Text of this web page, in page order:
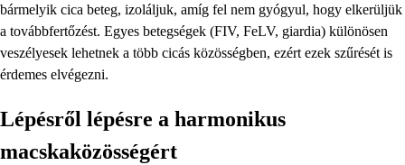
bármelyik cica beteg, izoláljuk, amíg fel nem gyógyul, hogy elkerüljük
a továbbfertőzést. Egyes betegségek (FIV, FeLV, giardia) különösen
veszélyesek lehetnek a több cicás közösségben, ezért ezek szűrését is
érdemes elvégezni.
Lépésről lépésre a harmonikus
macskaközösségért